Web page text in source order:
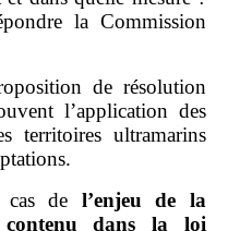
la Commission
de résolution
l’application des
territoires ultramarins
cas de l’enjeu de la
contenu dans la loi